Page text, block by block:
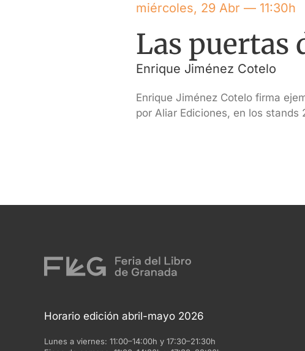
miércoles, 29 Abr — 11:30h
Las puertas
Enrique Jiménez Cotelo
Enrique Jiménez Cotelo firma
por Aliar Ediciones, en los stands
Horario edición abril-mayo 2026
Lunes a viernes: 11:00–14:00h y 17:30–21:30h